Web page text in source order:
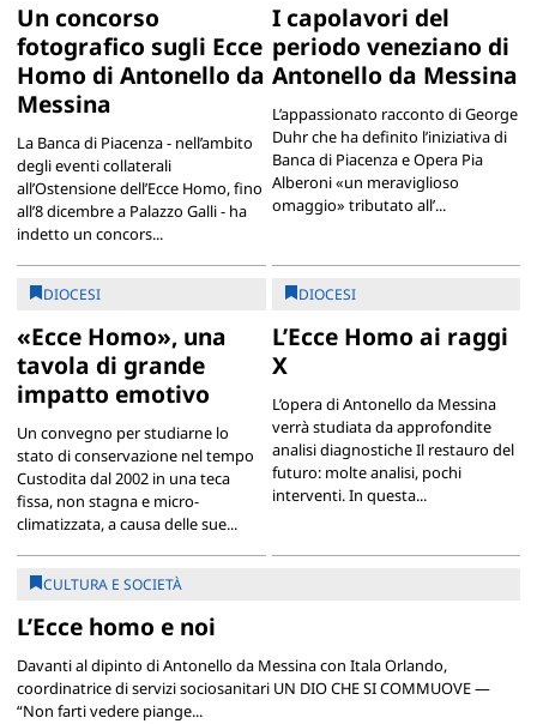
Un concorso
fotografico sugli Ecce
Homo di Antonello da
Messina
La Banca di Piacenza - nell’ambito
degli eventi collaterali
all’Ostensione dell’Ecce Homo, fino
all’8 dicembre a Palazzo Galli - ha
indetto un concors...
I capolavori del
periodo veneziano di
Antonello da Messina
L’appassionato racconto di George
Duhr che ha definito l’iniziativa di
Banca di Piacenza e Opera Pia
Alberoni «un meraviglioso
omaggio» tributato all’...
DIOCESI
«Ecce Homo», una
tavola di grande
impatto emotivo
Un convegno per studiarne lo
stato di conservazione nel tempo
Custodita dal 2002 in una teca
fissa, non stagna e micro-
climatizzata, a causa delle sue...
DIOCESI
L’Ecce Homo ai raggi
X
L’opera di Antonello da Messina
verrà studiata da approfondite
analisi diagnostiche Il restauro del
futuro: molte analisi, pochi
interventi. In questa...
CULTURA E SOCIETÀ
L’Ecce homo e noi
Davanti al dipinto di Antonello da Messina con Itala Orlando,
coordinatrice di servizi sociosanitari UN DIO CHE SI COMMUOVE —
“Non farti vedere piange...